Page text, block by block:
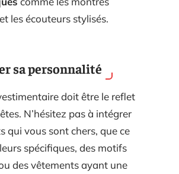
les écouteurs stylisés.
sa personnalité
doit être le reflet
N’hésitez pas à intégrer
qui vous sont chers, que ce
spécifiques, des motifs
des vêtements ayant une